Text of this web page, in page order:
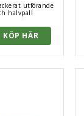
utförande
halvpall